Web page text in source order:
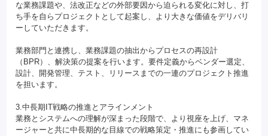
な業務課題や、法改正などの外部要因から迫られる変化に対し、打
ち手を自らプロジェクトとして起案し、より大きな価値をデリバリ
ーしていただきます。
業務部門と連携し、業務課題の抽出からプロセスの再設計
（BPR）、解決策の提案を行います。要件定義からベンダー選定、
設計、開発管理、テスト、リリースまでの一連のプロジェクト推進
を担います。
3.中長期IT戦略の推進とアラインメント
業務とシステムへの理解が深まった段階で、より視座を上げ、マネ
ージャーと共に中長期的な目線での戦略策定・推進にも参画してい